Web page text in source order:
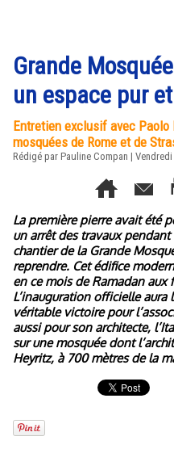
Grande
un espace pur
Entretien exclusif avec
mosquées de Rome et de
Rédigé par Pauline Compan | Vendredi
La première pierre avait été
un arrêt des travaux
chantier de la Grande
reprendre. Cet édifice
en ce mois de Ramadan aux
L’inauguration officielle
véritable victoire pour
aussi pour son architecte,
sur une mosquée dont
Heyritz, à 700 mètres de la